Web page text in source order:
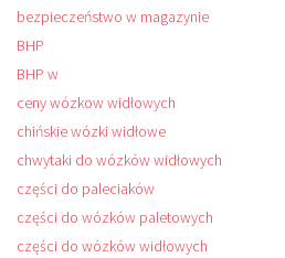
bezpieczeństwo w magazynie
BHP
BHP w
ceny wózkow widłowych
chińskie wózki widłowe
chwytaki do wózków widłowych
części do paleciaków
części do wózków paletowych
części do wózków widłowych